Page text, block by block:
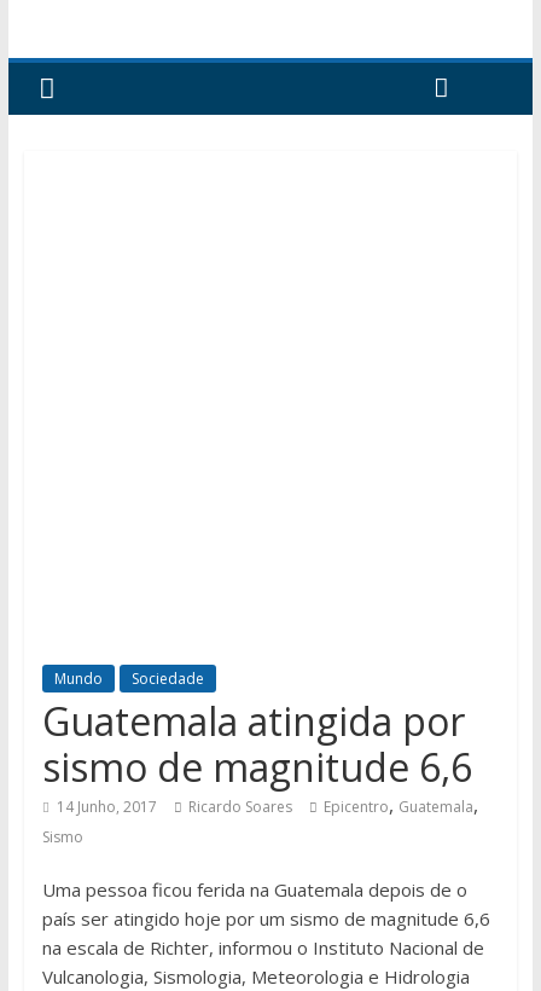
Mundo Sociedade
Guatemala atingida por
sismo de magnitude 6,6
14 Junho, 2017 Ricardo Soares Epicentro, Guatemala,
Sismo
Uma pessoa ficou ferida na Guatemala depois de o
país ser atingido hoje por um sismo de magnitude 6,6
na escala de Richter, informou o Instituto Nacional de
Vulcanologia, Sismologia, Meteorologia e Hidrologia